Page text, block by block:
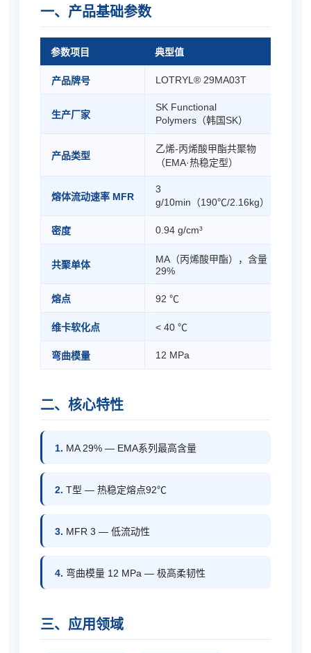
一、产品基础参数
参数项目 典型值
产品牌号 LOTRYL® 29MA03T
生产厂家
SK Functional
Polymers（韩国SK）
产品类型
乙烯-丙烯酸甲酯共聚物
（EMA·热稳定型）
熔体流动速率 MFR
3
g/10min（190℃/2.16kg）
密度 0.94 g/cm³
共聚单体
MA（丙烯酸甲酯），含量
29%
熔点 92 ℃
维卡软化点 < 40 ℃
弯曲模量 12 MPa
二、核心特性
1. MA 29% — EMA系列最高含量
2. T型 — 热稳定熔点92℃
3. MFR 3 — 低流动性
4. 弯曲模量 12 MPa — 极高柔韧性
三、应用领域